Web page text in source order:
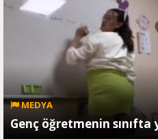
MEDYA
Genç öğretmenin sınıfta